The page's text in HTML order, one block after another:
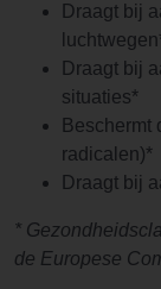
Draagt bij
Draagt bij
situaties*
Beschermt
radicalen)*
Draagt bij
*
de Europese